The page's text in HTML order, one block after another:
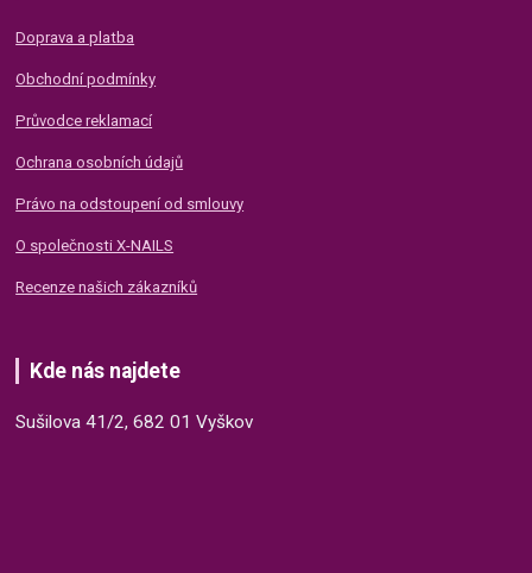
Doprava a platba
Obchodní podmínky
Průvodce reklamací
Ochrana osobních údajů
Právo na odstoupení od smlouvy
O společnosti X-NAILS
Recenze našich zákazníků
Kde nás najdete
Sušilova 41/2, 682 01 Vyškov